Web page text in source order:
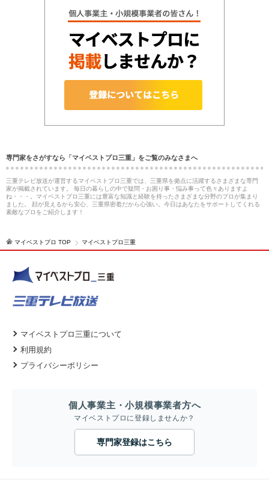
専門家をさがすなら「マイベストプロ三重」をご覧のみなさまへ
三重テレビ放送が運営するマイベストプロ三重では、三重県を拠点に活躍するさまざまな専門
家が掲載されています。 毎日の暮らしの中で疑問・お困り事・悩み事って色々ありますよ
ね・・・。マイベストプロ三重には豊富な知識と経験を持ったさまざまな分野のプロが集まり
ました。 顔が見えるから安心、三重県密着だから心強い。今日はあなたをサポートしてくれる
素敵なプロをご紹介します！
マイベストプロ TOP マイベストプロ三重
マイベストプロ三重について
利用規約
プライバシーポリシー
個人事業主・小規模事業者方へ
マイベストプロに登録しませんか？
専門家登録はこちら